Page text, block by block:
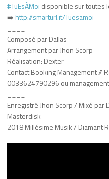
#TuEsÀMoi disponible sur toutes
➡️ http://smarturl.it/Tuesamoi
Composé par Dallas
Arrangement par Jhon Scorp
Réalisation: Dexter
Contact Booking Management //
0033624790296 ou
Enregistré Jhon Scorp / Mixé par
Masterdisk
2018 Millésime Musik / Diamant